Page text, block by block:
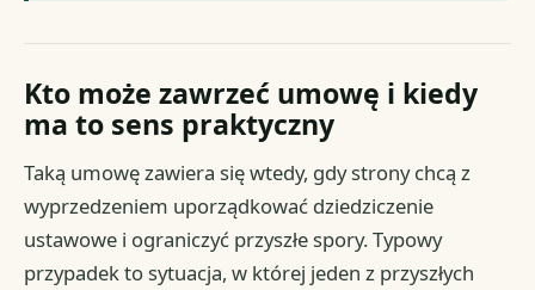
Kto może zawrzeć umowę i kiedy
ma to sens praktyczny
Taką umowę zawiera się wtedy, gdy strony chcą z
wyprzedzeniem uporządkować dziedziczenie
ustawowe i ograniczyć przyszłe spory. Typowy
przypadek to sytuacja, w której jeden z przyszłych